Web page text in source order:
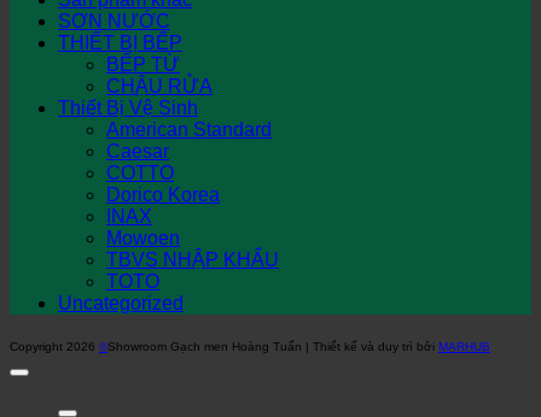
SƠN NƯỚC
THIẾT BỊ BẾP
BẾP TỪ
CHẬU RỬA
Thiết Bị Vệ Sinh
American Standard
Caesar
COTTO
Dorico Korea
INAX
Mowoen
TBVS NHẬP KHẨU
TOTO
Uncategorized
Copyright 2026 ©Showroom Gạch men Hoàng Tuấn | Thiết kế và duy trì bởi MARHUB